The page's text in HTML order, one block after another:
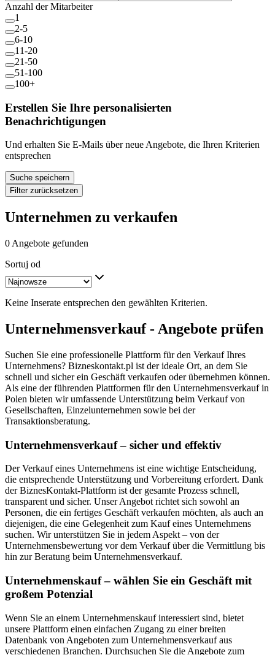
Anzahl der Mitarbeiter
1
2-5
6-10
11-20
21-50
51-100
100+
Erstellen Sie Ihre personalisierten
Benachrichtigungen
Und erhalten Sie E-Mails über neue Angebote, die Ihren Kriterien
entsprechen
Suche speichern
Filter zurücksetzen
Unternehmen zu verkaufen
0 Angebote gefunden
Sortuj od
Keine Inserate entsprechen den gewählten Kriterien.
Unternehmensverkauf - Angebote prüfen
Suchen Sie eine professionelle Plattform für den Verkauf Ihres
Unternehmens? Bizneskontakt.pl ist der ideale Ort, an dem Sie
schnell und sicher ein Geschäft verkaufen oder übernehmen können.
Als eine der führenden Plattformen für den Unternehmensverkauf in
Polen bieten wir umfassende Unterstützung beim Verkauf von
Gesellschaften, Einzelunternehmen sowie bei der
Transaktionsberatung.
Unternehmensverkauf – sicher und effektiv
Der Verkauf eines Unternehmens ist eine wichtige Entscheidung,
die entsprechende Unterstützung und Vorbereitung erfordert. Dank
der BiznesKontakt-Plattform ist der gesamte Prozess schnell,
transparent und sicher. Unser Angebot richtet sich sowohl an
Personen, die ein fertiges Geschäft verkaufen möchten, als auch an
diejenigen, die eine Gelegenheit zum Kauf eines Unternehmens
suchen. Wir unterstützen Sie in jedem Aspekt – von der
Unternehmensbewertung vor dem Verkauf über die Vermittlung bis
hin zur Beratung beim Unternehmensverkauf.
Unternehmenskauf – wählen Sie ein Geschäft mit
großem Potenzial
Wenn Sie an einem Unternehmenskauf interessiert sind, bietet
unsere Plattform einen einfachen Zugang zu einer breiten
Datenbank von Angeboten zum Unternehmensverkauf aus
verschiedenen Branchen. Durchsuchen Sie die Angebote zum